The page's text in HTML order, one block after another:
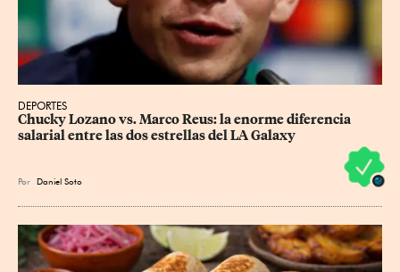
DEPORTES
Chucky Lozano vs. Marco Reus: la enorme diferencia
salarial entre las dos estrellas del LA Galaxy
Por Daniel Soto